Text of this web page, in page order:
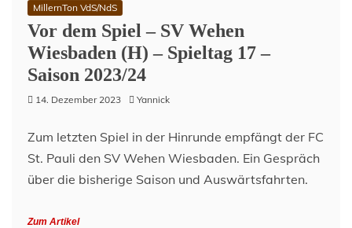
Adventskalender
–
Türchen
15
MillernTon VdS/NdS
Vor dem Spiel – SV Wehen
Wiesbaden (H) – Spieltag 17 –
Saison 2023/24
14. Dezember 2023 Yannick
Zum letzten Spiel in der Hinrunde empfängt der FC
St. Pauli den SV Wehen Wiesbaden. Ein Gespräch
über die bisherige Saison und Auswärtsfahrten.
Zum Artikel